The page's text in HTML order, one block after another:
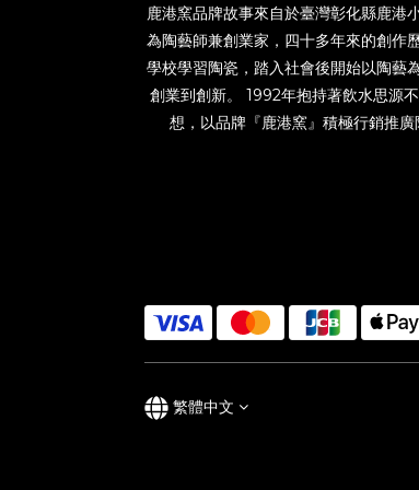
鹿港窯品牌故事來自於臺灣彰化縣鹿港
為陶藝師兼創業家，四十多年來的創作
學校學習陶瓷，踏入社會後開始以陶藝
創業到創新。 1992年抱持著飲水思源
想，以品牌『鹿港窯』積極行銷推廣
繁體中文